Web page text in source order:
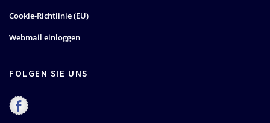
Cookie-Richtlinie (EU)
Webmail einloggen
FOLGEN SIE UNS